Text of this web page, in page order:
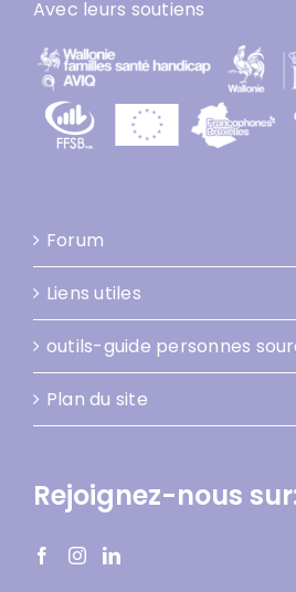
Avec leurs soutiens
Forum
Liens utiles
outils-guide personnes
Plan du site
Rejoignez-nous